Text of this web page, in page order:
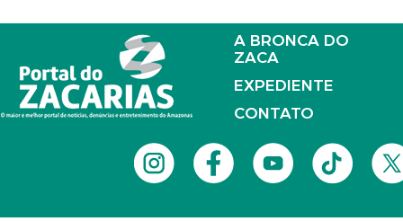
A BRONCA DO
ZACA
EXPEDIENTE
CONTATO